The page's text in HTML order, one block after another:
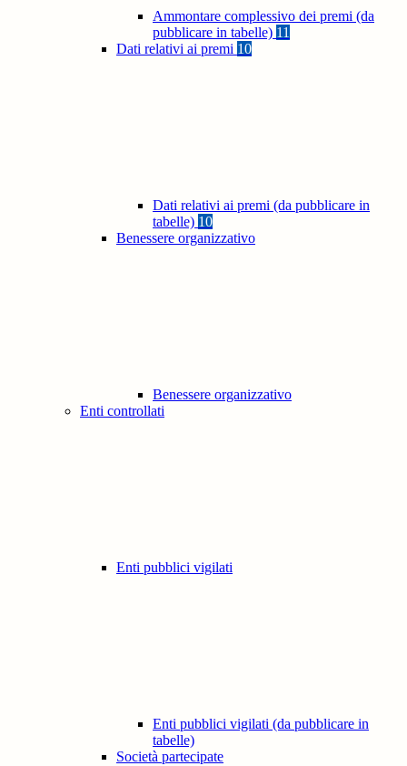
Ammontare complessivo dei premi (da
pubblicare in tabelle) 11
Dati relativi ai premi 10
Dati relativi ai premi (da pubblicare in
tabelle) 10
Benessere organizzativo
Benessere organizzativo
Enti controllati
Enti pubblici vigilati
Enti pubblici vigilati (da pubblicare in
tabelle)
Società partecipate